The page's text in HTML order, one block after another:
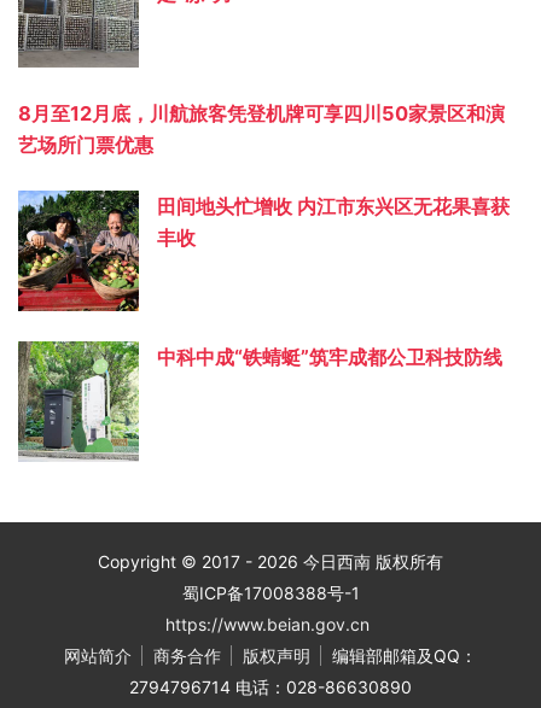
8月至12月底，川航旅客凭登机牌可享四川50家景区和演
艺场所门票优惠
田间地头忙增收 内江市东兴区无花果喜获
丰收
中科中成“铁蜻蜓”筑牢成都公卫科技防线
Copyright © 2017 - 2026 今日西南 版权所有
蜀ICP备17008388号-1
https://www.beian.gov.cn
网站简介
商务合作 版权声明
编辑部邮箱及QQ：
2794796714 电话：028-86630890